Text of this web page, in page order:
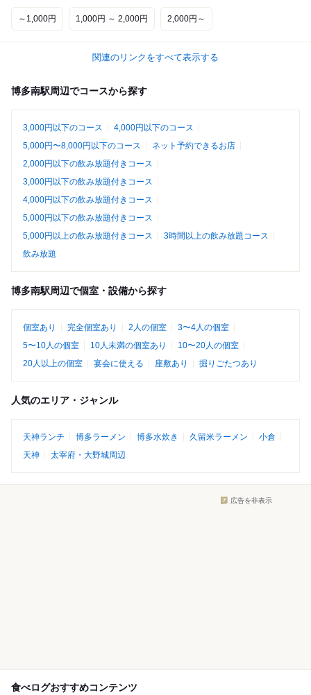
～1,000円 1,000円 ～ 2,000円 2,000円～
関連のリンクをすべて表示する
博多南駅周辺でコースから探す
3,000円以下のコース
4,000円以下のコース
5,000円〜8,000円以下のコース
ネット予約できるお店
2,000円以下の飲み放題付きコース
3,000円以下の飲み放題付きコース
4,000円以下の飲み放題付きコース
5,000円以下の飲み放題付きコース
5,000円以上の飲み放題付きコース
3時間以上の飲み放題コース
飲み放題
博多南駅周辺で個室・設備から探す
個室あり 完全個室あり 2人の個室
3〜4人の個室
5〜10人の個室
10人未満の個室あり
10〜20人の個室
20人以上の個室
宴会に使える 座敷あり 掘りごたつあり
人気のエリア・ジャンル
天神ランチ 博多ラーメン 博多水炊き 久留米ラーメン
小倉
天神
太宰府・大野城周辺
広告を非表示
食べログおすすめコンテンツ